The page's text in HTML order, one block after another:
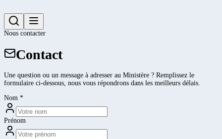
Nous contacter
Contact
Une question ou un message à adresser au Ministère ? Remplissez le
formulaire ci-dessous, nous vous répondrons dans les meilleurs délais.
Nom *
Prénom